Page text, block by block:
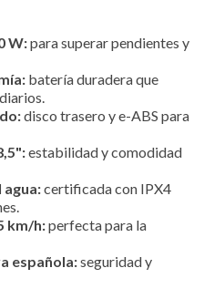
W:para superar pendientes y
batería duradera que
disco trasero y e-ABS para
estabilidad y comodidad
certificada con IPX4
km/h:perfecta para la
española:seguridad y